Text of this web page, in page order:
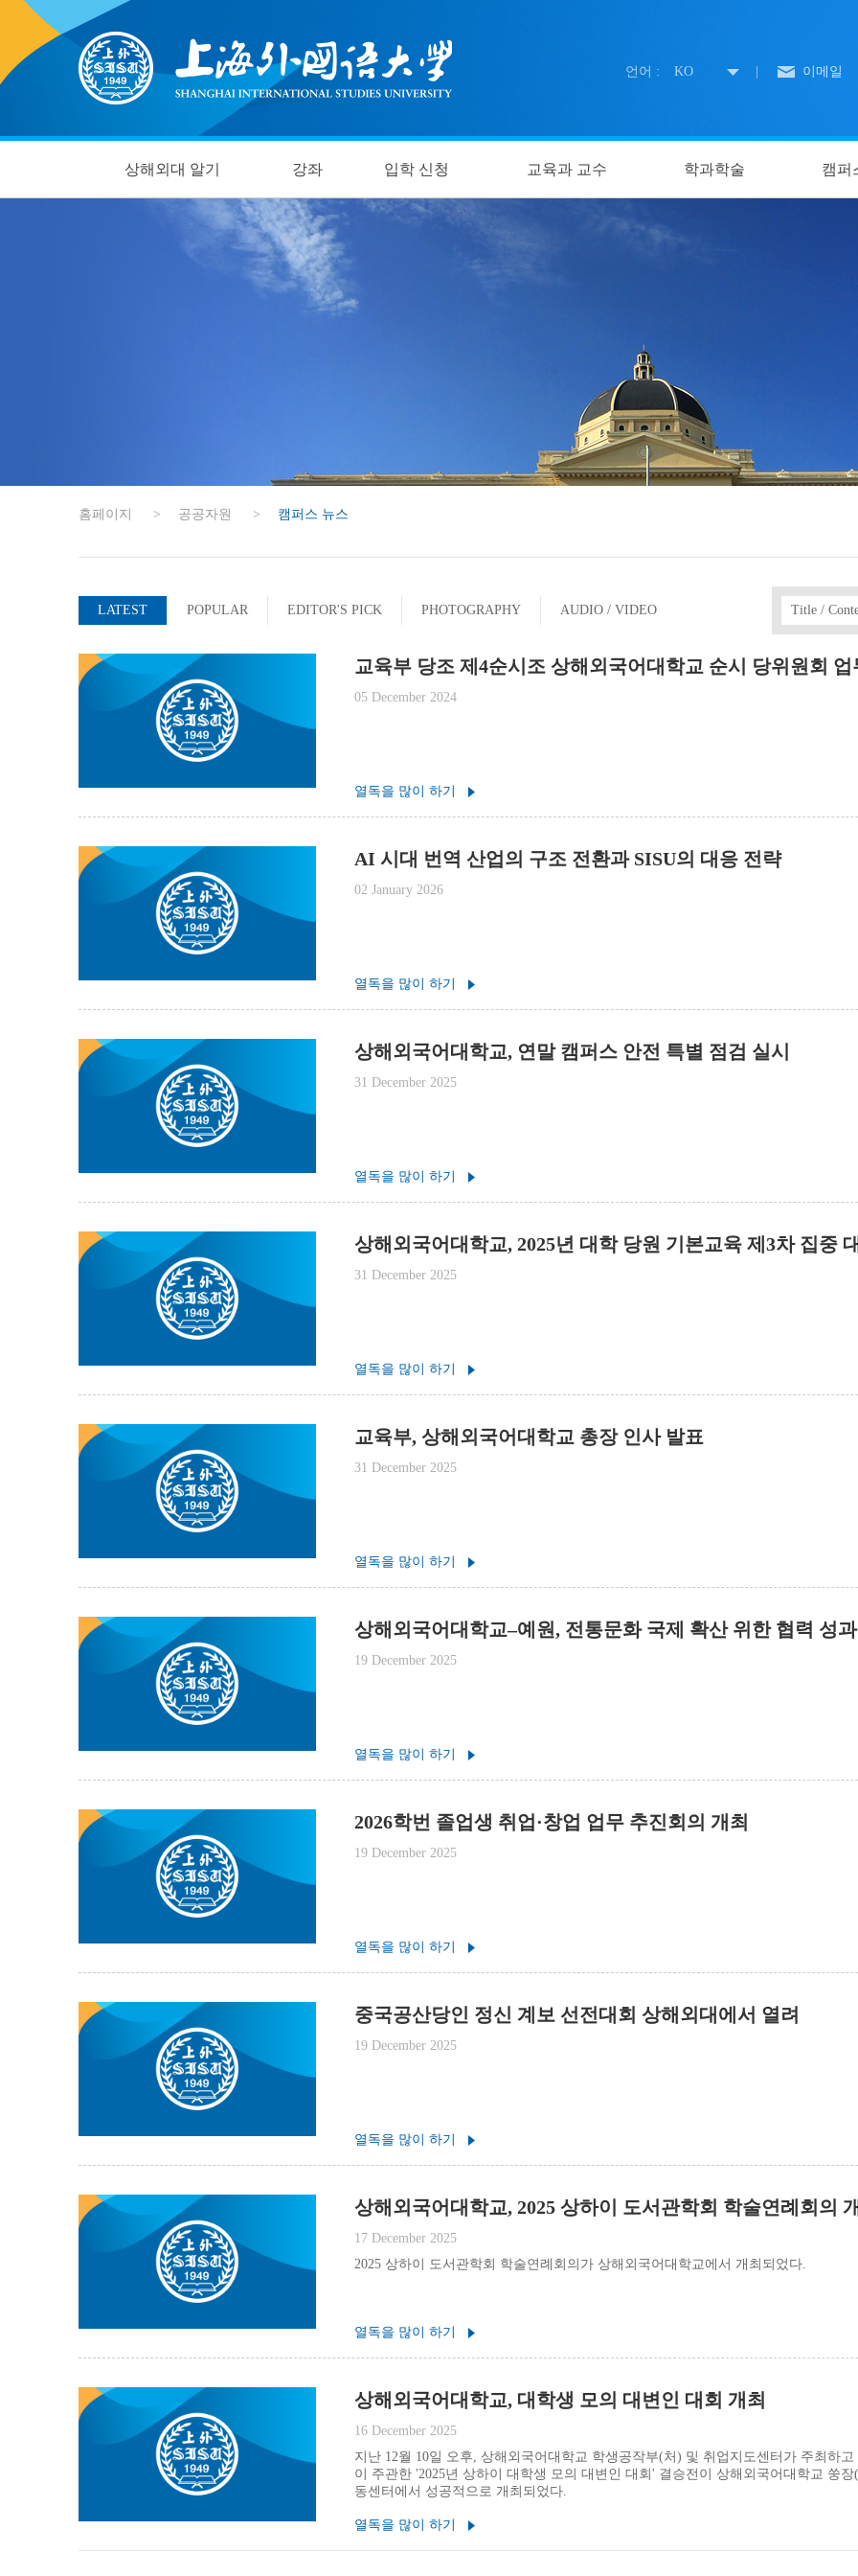
언어 : KO 이메일
상해외대 알기 강좌 입학 신청 교육과 교수 학과학술 캠퍼
홈페이지 > 공공자원 > 캠퍼스 뉴스
Title /
LATEST POPULAR EDITOR'S PICK PHOTOGRAPHY AUDIO / VIDEO
교육부 당조 제4순시조 상해외국어대학교 순시 당위원회
개최
05 December 2024
열독을 많이 하기
AI 시대 번역 산업의 구조 전환과 SISU의 대응 전략
02 January 2026
열독을 많이 하기
상해외국어대학교, 연말 캠퍼스 안전 특별 점검 실시
31 December 2025
열독을 많이 하기
상해외국어대학교, 2025년 대학 당원 기본교육 제3차 집중
31 December 2025
열독을 많이 하기
교육부, 상해외국어대학교 총장 인사 발표
31 December 2025
열독을 많이 하기
상해외국어대학교–예원, 전통문화 국제 확산 위한 협력 성
19 December 2025
열독을 많이 하기
2026학번 졸업생 취업·창업 업무 추진회의 개최
19 December 2025
열독을 많이 하기
중국공산당인 정신 계보 선전대회 상해외대에서 열려
19 December 2025
열독을 많이 하기
상해외국어대학교, 2025 상하이 도서관학회 학술연례회의
17 December 2025
2025 상하이 도서관학회 학술연례회의가 상해외국어대학교에서 개최되었다.
열독을 많이 하기
상해외국어대학교, 대학생 모의 대변인 대회 개최
16 December 2025
지난 12월 10일 오후, 상해외국어대학교 학생공작부(처) 및 취업지도센터가 주최하
이 주관한 '2025년 상하이 대학생 모의 대변인 대회' 결승전이 상해외국어대학교 쑹
동센터에서 성공적으로 개최되었다.
열독을 많이 하기